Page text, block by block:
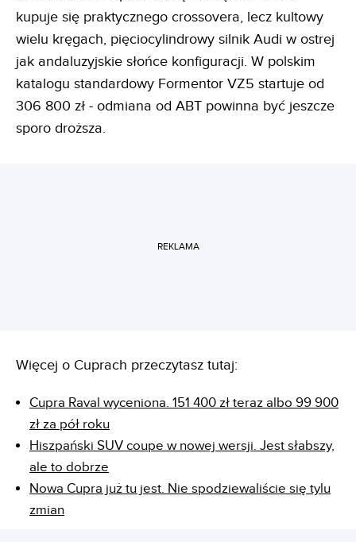
kupuje się praktycznego crossovera, lecz kultowy
wielu kręgach, pięciocylindrowy silnik Audi w ostrej
jak andaluzyjskie słońce konfiguracji. W polskim
katalogu standardowy Formentor VZ5 startuje od
306 800 zł - odmiana od ABT powinna być jeszcze
sporo droższa.
REKLAMA
Więcej o Cuprach przeczytasz tutaj:
Cupra Raval wyceniona. 151 400 zł teraz albo 99 900
zł za pół roku
Hiszpański SUV coupe w nowej wersji. Jest słabszy,
ale to dobrze
Nowa Cupra już tu jest. Nie spodziewaliście się tylu
zmian